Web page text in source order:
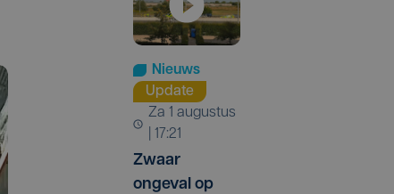
Nieuws
Update
za 1 augustus
| 17:21
Zwaar
ongeval op